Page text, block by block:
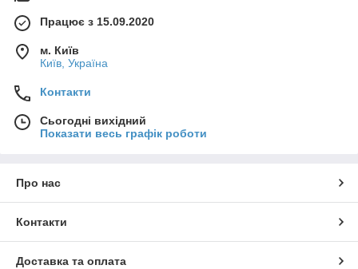
Працює з 15.09.2020
м. Київ
Київ, Україна
Контакти
Сьогодні вихідний
Показати весь графік роботи
Про нас
Контакти
Доставка та оплата